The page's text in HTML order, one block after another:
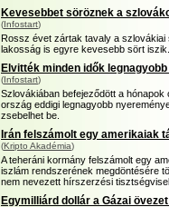
Kevesebbet söröznek a
(Infostart)
Rossz évet zártak tavaly a
lakosság is egyre kevesebb sört iszik.
Elvitték minden idők
(Infostart)
Szlovákiában befejeződött a
ország eddigi legnagyobb
zsebelhet be.
Irán felszámolt egy amerikaiak
(Kripto Akadémia)
A teheráni kormány felszámolt egy
iszlám rendszerének megdöntésére
nem nevezett hírszerzési
Egymilliárd dollár a Gázai